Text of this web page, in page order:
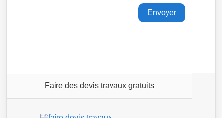
Faire des devis travaux gratuits